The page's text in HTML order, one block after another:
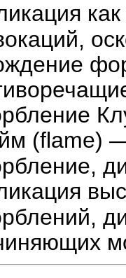
(flame)